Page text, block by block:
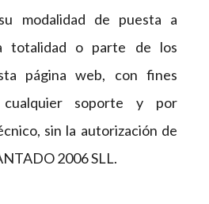
modalidad de puesta a
totalidad o parte de los
página web, con fines
cualquier soporte y por
sin la autorización de
2006 SLL.